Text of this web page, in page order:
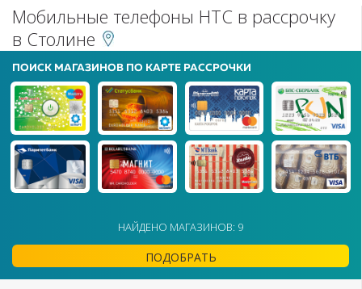
Мобильные телефоны HTC в рассрочку
в Столине
ПОИСК МАГАЗИНОВ ПО КАРТЕ РАССРОЧКИ
НАЙДЕНО МАГАЗИНОВ: 9
ПОДОБРАТЬ